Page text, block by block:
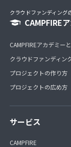
クラウドファンディング
CAMPFIRE
CAMPFIREアカデミー
クラウドファンディン
プロジェクトの作り方
プロジェクトの広め方
サービス
CAMPFIRE